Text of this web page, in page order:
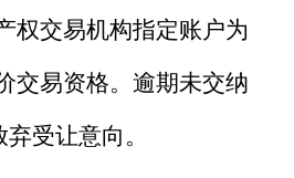
权交易机构指定账户为
交易资格。逾期未交纳
受让意向。